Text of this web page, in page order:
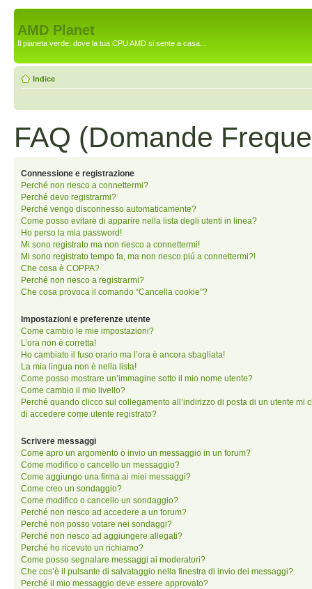
AMD Planet
Il pianeta verde: dove la tua CPU AMD si sente a casa...
Indice
FAQ (Domande
Connessione e registrazione
Perché non riesco a connettermi?
Perché devo registrarmi?
Perché vengo disconnesso automaticamente?
Come posso evitare di apparire nella lista degli utenti in linea?
Ho perso la mia password!
Mi sono registrato ma non riesco a connettermi!
Mi sono registrato tempo fa, ma non riesco piú a connettermi?!
Che cosa è COPPA?
Perché non riesco a registrarmi?
Che cosa provoca il comando “Cancella cookie”?
Impostazioni e preferenze utente
Come cambio le mie impostazioni?
L’ora non è corretta!
Ho cambiato il fuso orario ma l’ora è ancora sbagliata!
La mia lingua non è nella lista!
Come posso mostrare un’immagine sotto il mio nome utente?
Come cambio il mio livello?
Perché quando clicco sul collegamento all’indirizzo di posta di un utente mi
di accedere come utente registrato?
Scrivere messaggi
Come apro un argomento o invio un messaggio in un forum?
Come modifico o cancello un messaggio?
Come aggiungo una firma ai miei messaggi?
Come creo un sondaggio?
Come modifico o cancello un sondaggio?
Perché non riesco ad accedere a un forum?
Perché non posso votare nei sondaggi?
Perché non riesco ad aggiungere allegati?
Perché ho ricevuto un richiamo?
Come posso segnalare messaggi ai moderatori?
Che cos’è il pulsante di salvataggio nella finestra di invio dei messaggi?
Perché il mio messaggio deve essere approvato?